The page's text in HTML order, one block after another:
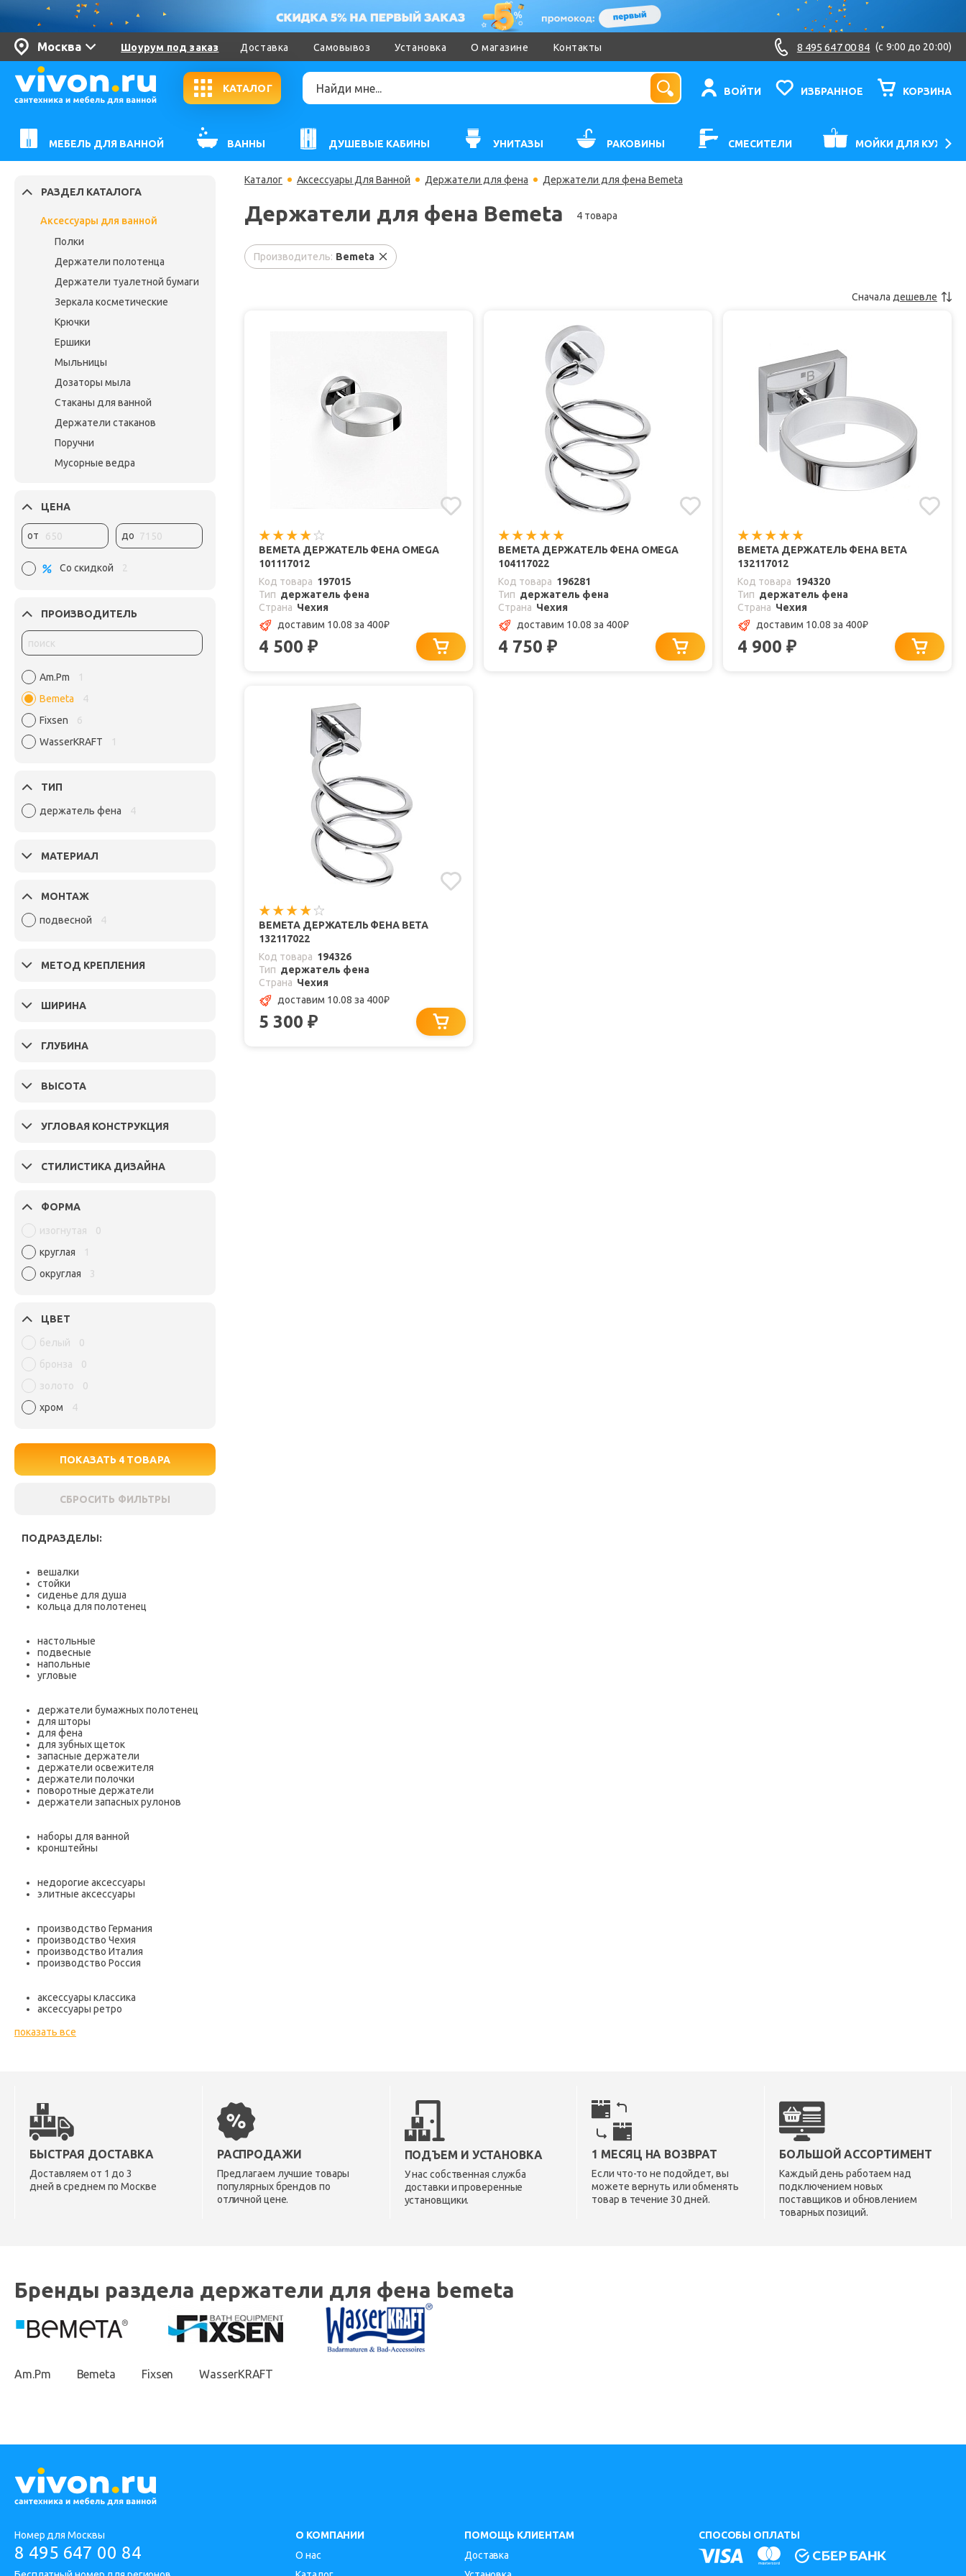
Москва Шоурум под заказ Доставка Самовывоз Установка О магазине Контакты 8 495 647 00 84 (c 9:00 до 20:00)
КАТАЛОГ ВОЙТИ ИЗБРАННОЕ КОРЗИНА
МЕБЕЛЬ ДЛЯ ВАННОЙ ВАННЫ ДУШЕВЫЕ КАБИНЫ УНИТАЗЫ РАКОВИНЫ СМЕСИТЕЛИ МОЙКИ ДЛЯ КУХНИ
РАЗДЕЛ КАТАЛОГА
Аксессуары для ванной
Полки
Держатели полотенца
Держатели туалетной бумаги
Зеркала косметические
Крючки
Ершики
Мыльницы
Дозаторы мыла
Стаканы для ванной
Держатели стаканов
Поручни
Мусорные ведра
ЦЕНА
от до
Со скидкой 2
ПРОИЗВОДИТЕЛЬ
Am.Pm
1
Bemeta
4
Fixsen
6
WasserKRAFT
1
ТИП
держатель фена 4
МАТЕРИАЛ
МОНТАЖ
подвесной 4
МЕТОД КРЕПЛЕНИЯ
ШИРИНА
ГЛУБИНА
ВЫСОТА
УГЛОВАЯ КОНСТРУКЦИЯ
СТИЛИСТИКА ДИЗАЙНА
ФОРМА
изогнутая
0
круглая
1
округлая
3
ЦВЕТ
белый
0
бронза
0
золото
0
хром
4
ПОКАЗАТЬ 4 ТОВАРА
СБРОСИТЬ ФИЛЬТРЫ
ПОДРАЗДЕЛЫ:
вешалки
стойки
сиденье для душа
кольца для полотенец
настольные
подвесные
напольные
угловые
держатели бумажных полотенец
для шторы
для фена
для зубных щеток
запасные держатели
держатели освежителя
держатели полочки
поворотные держатели
держатели запасных рулонов
наборы для ванной
кронштейны
недорогие аксессуары
элитные аксессуары
производство Германия
производство Чехия
производство Италия
производство Россия
аксессуары классика
аксессуары ретро
показать все
Каталог Аксессуары Для Ванной Держатели для фена Держатели для фена Bemeta
Держатели для фена Bemeta 4 товара
Производитель: Bemeta
Сначала дешевле
BEMETA ДЕРЖАТЕЛЬ ФЕНА OMEGA
101117012
Код товара 197015
Тип держатель фена
Страна Чехия
доставим 10.08 за 400₽
4 500 ₽
BEMETA ДЕРЖАТЕЛЬ ФЕНА OMEGA
104117022
Код товара 196281
Тип держатель фена
Страна Чехия
доставим 10.08 за 400₽
4 750 ₽
BEMETA ДЕРЖАТЕЛЬ ФЕНА BETA
132117012
Код товара 194320
Тип держатель фена
Страна Чехия
доставим 10.08 за 400₽
4 900 ₽
BEMETA ДЕРЖАТЕЛЬ ФЕНА BETA
132117022
Код товара 194326
Тип держатель фена
Страна Чехия
доставим 10.08 за 400₽
5 300 ₽
БЫСТРАЯ ДОСТАВКА
Доставляем от 1 до 3
дней в среднем по Москве
РАСПРОДАЖИ
Предлагаем лучшие товары
популярных брендов по
отличной цене.
ПОДЪЕМ И УСТАНОВКА
У нас собственная служба
доставки и проверенные
установщики.
1 МЕСЯЦ НА ВОЗВРАТ
Если что-то не подойдет, вы
можете вернуть или обменять
товар в течение 30 дней.
БОЛЬШОЙ АССОРТИМЕНТ
Каждый день работаем над
подключением новых
поставщиков и обновлением
товарных позиций.
Бренды раздела держатели для фена bemeta
Am.Pm Bemeta Fixsen WasserKRAFT
Номер для Москвы
8 495 647 00 84
О КОМПАНИИ
О нас
ПОМОЩЬ КЛИЕНТАМ
Доставка
СПОСОБЫ ОПЛАТЫ